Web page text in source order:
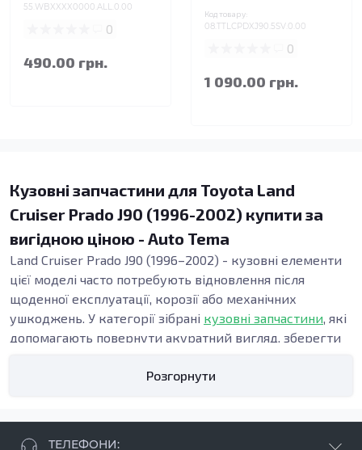
55.WBXXXX0000.ALL.0.00
0
490.00 грн.
Код товару:
08.TTLCPDXJ90.5SV.0.00
0
1 090.00 грн.
Кузовні запчастини для Toyota Land
Cruiser Prado J90 (1996-2002) купити за
вигідною ціною - Auto Tema
Land Cruiser Prado J90 (1996–2002) - кузовні елементи
цієї моделі часто потребують відновлення після
щоденної експлуатації, корозії або механічних
ушкоджень. У категорії зібрані кузовні запчастини, які
допомагають повернути акуратний вигляд, зберегти
геометрія панелей важлива під час ремонту кузова,
Види кузовних запчастин
Розгорнути
ТЕЛЕФОНИ: